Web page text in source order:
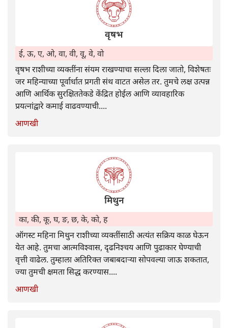
वृषभ
ई, ऊ, ए, ओ, वा, वी, वू, वे, वो
वृषभ राशीच्या व्यक्तींना संयम राखण्याचा सल्ला दिला जातो, विशेषतः
जर महिन्याच्या पूर्वार्धात प्रगती संथ वाटत असेल तर. तुमचे लक्ष उत्पन्न
आणि आर्थिक सुरक्षिततेकडे केंद्रित होईल आणि व्यावहारिक
प्रयत्नांद्वारे कमाई वाढवण्याची....
आणखी
मिथुन
का, की, कू, घ, ङ, छ, के, को, ह
ऑगस्ट महिना मिथुन राशीच्या व्यक्तींसाठी अत्यंत सक्रिय काळ घेऊन
येत आहे. तुमचा आत्मविश्वास, दृढनिश्चय आणि पुढाकार घेण्याची
वृत्ती वाढेल. तुम्हाला अतिरिक्त जबाबदाऱ्या सोपवल्या जाऊ शकतात,
ज्या तुमची क्षमता सिद्ध करण्यास....
आणखी